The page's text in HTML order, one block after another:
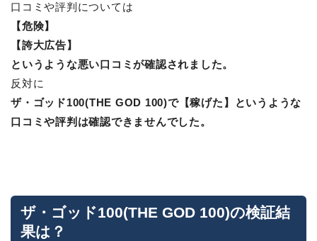
口コミや評判については
【危険】
【誇大広告】
というような悪い口コミが確認されました。
反対に
ザ・ゴッド100(THE GOD 100)で【稼げた】というような
口コミや評判は確認できませんでした。
ザ・ゴッド100(THE GOD 100)の検証結
果は？